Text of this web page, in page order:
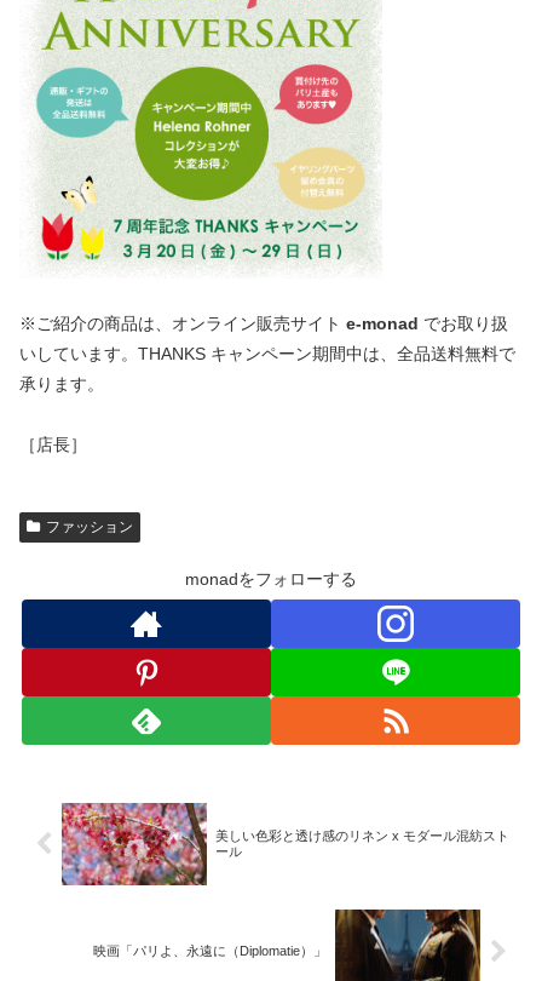
※ご紹介の商品は、オンライン販売サイト e-monad でお取り扱
いしています。THANKS キャンペーン期間中は、全品送料無料で
承ります。
［店長］
ファッション
monadをフォローする
美しい色彩と透け感のリネン x モダール混紡スト
ール
映画「パリよ、永遠に（Diplomatie）」